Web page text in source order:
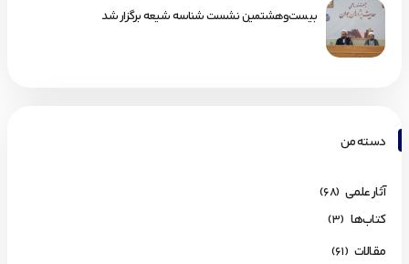
بیست‌وهشتمین نشست شناسه شیعه برگزار شد
دسته من
آثار علمی (68)
کتاب‌ها (3)
مقالات (61)